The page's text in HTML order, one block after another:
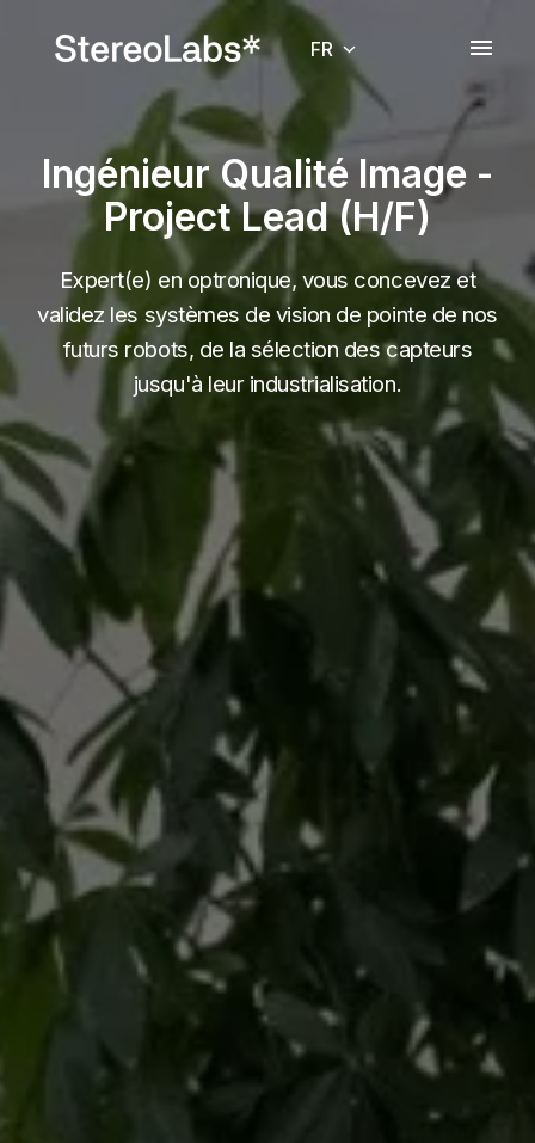
Page d'accueil FR
Ingénieur Qualité Image -
Project Lead (H/F)
Expert(e) en optronique, vous concevez et
validez les systèmes de vision de pointe de nos
futurs robots, de la sélection des capteurs
jusqu'à leur industrialisation.